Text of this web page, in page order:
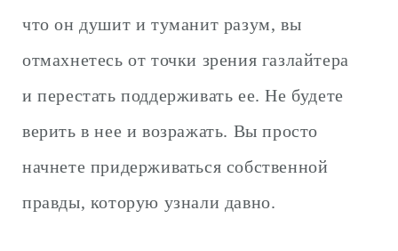
что он душит и туманит разум, вы
отмахнетесь от точки зрения газлайтера
и перестать поддерживать ее. Не будете
верить в нее и возражать. Вы просто
начнете придерживаться собственной
правды, которую узнали давно.